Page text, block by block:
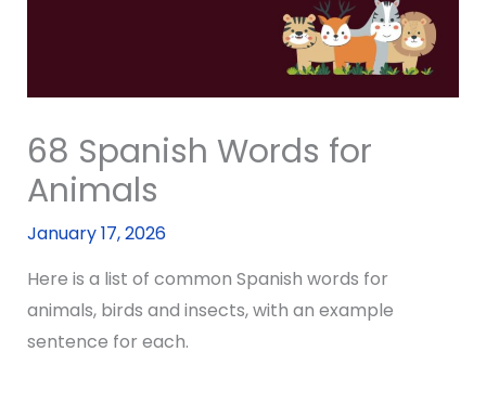
68 Spanish Words for
Animals
January 17, 2026
Here is a list of common Spanish words for
animals, birds and insects, with an example
sentence for each.